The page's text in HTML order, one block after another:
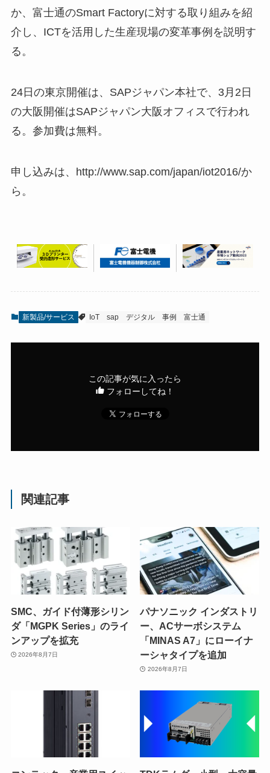
か、富士通のSmart Factoryに対する取り組みを紹
介し、ICTを活用した生産現場の変革事例を説明す
る。
24日の東京開催は、SAPジャパン本社で、3月2日
の大阪開催はSAPジャパン大阪オフィスで行われ
る。参加費は無料。
申し込みは、http://www.sap.com/japan/iot2016/か
ら。
新製品/サービス IoT sap デジタル 事例 富士通
この記事が気に入ったら
フォローしてね！
関連記事
SMC、ガイド付薄形シリン
ダ「MGPK Series」のライ
ンアップを拡充
2026年8月7日
パナソニック インダストリ
ー、ACサーボシステム
「MINAS A7」にローイナ
ーシャタイプを追加
2026年8月7日